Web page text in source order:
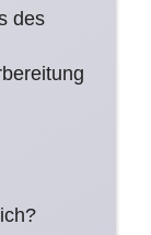
des